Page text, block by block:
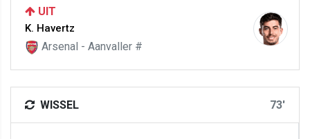
UIT
K. Havertz
Arsenal - Aanvaller #
WISSEL 73'